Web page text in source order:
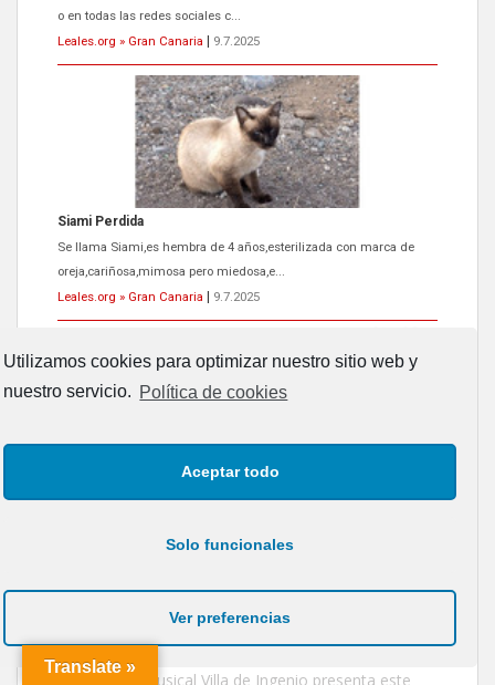
Utilizamos cookies para optimizar nuestro sitio web y
nuestro servicio. Política de cookies
Aceptar todo
Solo funcionales
Ver preferencias
oreja,cariñosa,mimosa pero miedosa,e...
Leales.org » Gran Canaria
9.7.2025
ADOPCIÓN URGENTE GATA TEROR GRAN CANARIA
El ayuntamiento se va a llevar a Los Gatos callejeros de la zona los
próximos días, ella incluida...
Leales.org » Gran Canaria
9.7.2025
Gato manso encontrado
Este gato macho ha aparecido en la calle hace menos de un mes,
Leales.org » Gran Canaria | 9.7.2025
TRANSLATE:
Mogán Sunset Run sella su esperado regreso
La Sociedad Musical Villa de Ingenio presenta este
Translate »